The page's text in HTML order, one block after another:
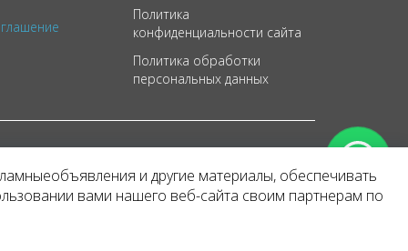
Политика
конфиденциальности сайта
Политика обработки
персональных данных
и другие материалы, обеспечивать
вами нашего веб-сайта своим партнерам по